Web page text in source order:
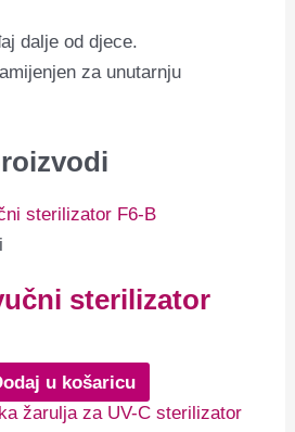
dalje od djece.
za unutarnju
sterilizator
u košaricu